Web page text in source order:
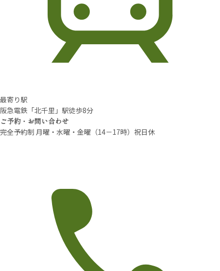
最寄り駅
阪急電鉄「北千里」駅徒歩8分
ご予約・お問い合わせ
完全予約制 月曜・水曜・金曜（14－17時）祝日休